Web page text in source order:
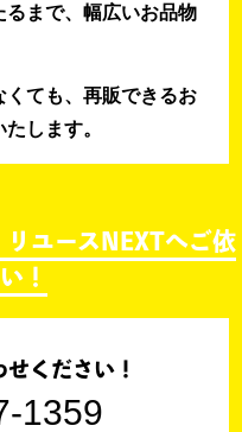
まで、幅広いお品物
くても、再販できるお
します。
ユースNEXTへご依
！
ください！
1359